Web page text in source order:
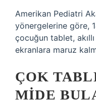
Amerikan Pediatri
yönergelerine göre,
çocuğun tablet,
ekranlara maruz
ÇOK
MIDE